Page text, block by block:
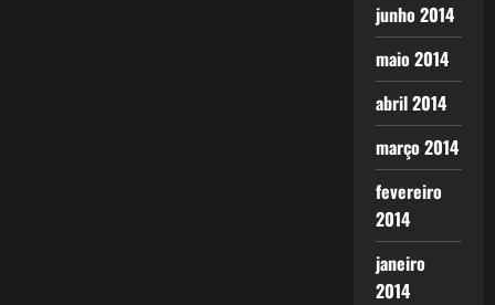
junho 2014
maio 2014
abril 2014
março 2014
fevereiro
2014
janeiro
2014